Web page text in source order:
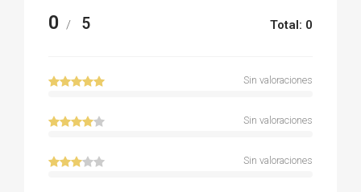
0 / 5 Total: 0
Sin valoraciones
Sin valoraciones
Sin valoraciones